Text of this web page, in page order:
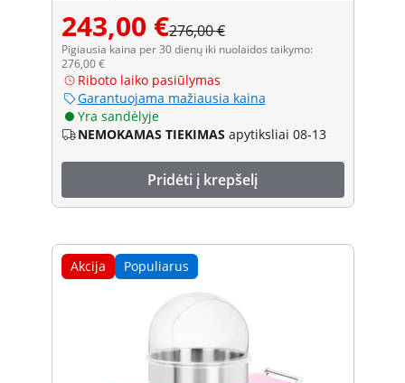
243,00 €276,00 €
Pigiausia kaina per 30 dienų iki nuolaidos taikymo:
276,00 €
Riboto laiko pasiūlymas
Garantuojama mažiausia kaina
Yra sandėlyje
NEMOKAMAS TIEKIMAS apytiksliai 08-13
Pridėti į krepšelį
Akcija Populiarus